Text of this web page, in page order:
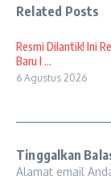
Related Posts
Resmi Dilantik! Ini
Baru I ...
6 Agustus 2026
Tinggalkan
Alamat email